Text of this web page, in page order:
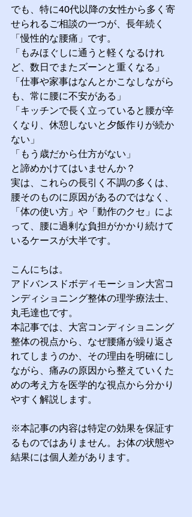
でも、特に40代以降の女性から多く寄
せられるご相談の一つが、長年続く
「慢性的な腰痛」です。
「もみほぐしに通うと軽くなるけれ
ど、数日でまたズーンと重くなる」
「仕事や家事はなんとかこなしながら
も、常に腰に不安がある」
「キッチンで長く立っていると腰が辛
くなり、休憩しないと夕飯作りが続か
ない」
「もう歳だから仕方がない」
と諦めかけてはいませんか？
実は、これらの長引く不調の多くは、
腰そのものに原因があるのではなく、
「体の使い方」や「動作のクセ」によ
って、腰に過剰な負担がかかり続けて
いるケースが大半です。
こんにちは。
アドバンスドボディモーション大宮コ
ンディショニング整体の理学療法士、
丸毛達也です。
本記事では、大宮コンディショニング
整体の視点から、なぜ腰痛が繰り返さ
れてしまうのか、その理由を明確にし
ながら、痛みの原因から整えていくた
めの考え方を医学的な視点から分かり
やすく解説します。
※本記事の内容は特定の効果を保証す
るものではありません。お体の状態や
結果には個人差があります。